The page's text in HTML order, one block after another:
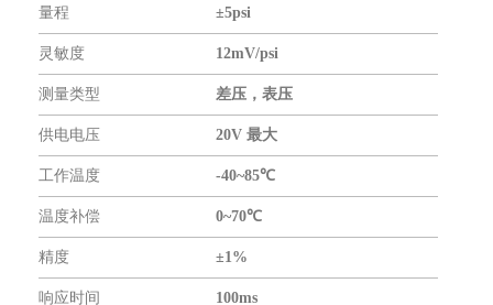
无线通信模块
GNSS模块
GPS全向天线
合作伙伴
联系我们
传感器的工作温度范围进行扩展时，传感器的中有2个引
脚可提供与温度成比例的电压给外电路使用。100μs的响
应时间使得SCX系列成为计算机外设和气动控制应用的
最佳选择。
量程 ±5psi
灵敏度 12mV/psi
测量类型 差压，表压
供电电压 20V 最大
工作温度 -40~85℃
温度补偿 0~70℃
精度 ±1%
响应时间 100ms